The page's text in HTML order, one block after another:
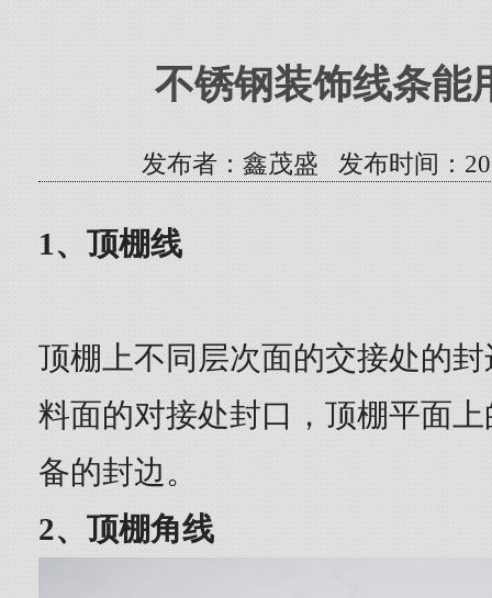
不锈钢装饰线条能
发布者：鑫茂盛 发布时间：
1、顶棚线
顶棚上不同层次面的交接处的
料面的对接处封口，顶棚平面
备的封边。
2、顶棚角线